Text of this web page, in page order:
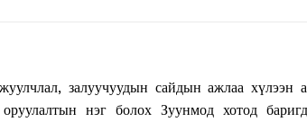
залуучуудын сайдын ажлаа хүлээн
нэг болох Зуунмод хотод